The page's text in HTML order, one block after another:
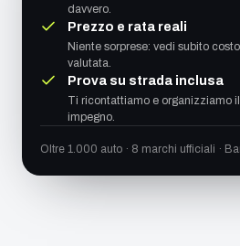
davvero.
Prezzo e rata reali
Niente sorprese: vedi subito
valutata.
Prova su strada inclusa
Ti ricontattiamo e organizziamo
impegno.
Oltre 1.000 auto · 8 marchi ufficiali ·